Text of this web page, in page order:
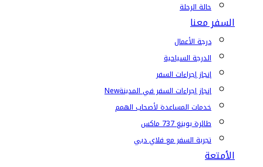
حالة الرحلة
السفر معنا
درجة الأعمال
الدرجة السياحية
إنجاز إجراءات السفر
إنجاز إجراءات السفر في المدينةNew
خدمات المساعدة لأصحاب الهمم
طائرة بوينغ 737 ماكس
تجربة السفر مع فلاي دبي
الأمتعة